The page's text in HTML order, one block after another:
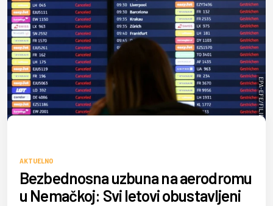
EPA-EFE/FILIP SINGER
AKTUELNO
Bezbednosna uzbuna na aerodromu
u Nemačkoj: Svi letovi obustavljeni